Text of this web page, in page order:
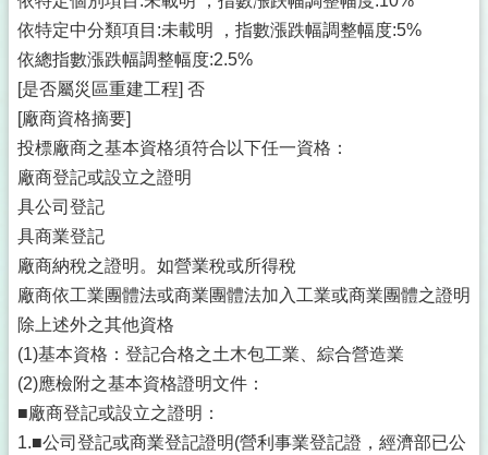
依特定中分類項目:未載明 ，指數漲跌幅調整幅度:5%
依總指數漲跌幅調整幅度:2.5%
[是否屬災區重建工程] 否
[廠商資格摘要]
投標廠商之基本資格須符合以下任一資格：
廠商登記或設立之證明
具公司登記
具商業登記
廠商納稅之證明。如營業稅或所得稅
廠商依工業團體法或商業團體法加入工業或商業團體之證明
除上述外之其他資格
(1)基本資格：登記合格之土木包工業、綜合營造業
(2)應檢附之基本資格證明文件：
■廠商登記或設立之證明：
1.■公司登記或商業登記證明(營利事業登記證，經濟部已公